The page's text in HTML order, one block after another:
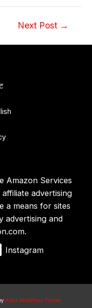
Next Post →
Amazon Services
advertising
a means for sites
advertising and
Instagram
Astra WordPress Theme